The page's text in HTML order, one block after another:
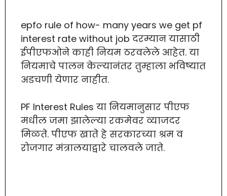
epfo rule of how- many years we get pf
interest rate without job दरम्यान यासाठी
ईपीएफओने काही नियम ठरवलेले आहेत. या
नियमाचे पालन केल्यानंतर तुम्हाला भविष्यात
अडचणी येणार नाहीत.
PF Interest Rules या नियमानुसार पीएफ
मधील जमा झालेल्या रकमेवर व्याजदर
मिळते. पीएफ खाते हे सरकारच्या श्रम व
रोजगार मंत्रालयाद्वारे चालवले जाते.